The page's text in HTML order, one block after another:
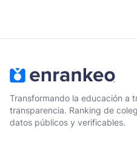
Transformando la educación a
transparencia. Ranking de
datos públicos y verificables.